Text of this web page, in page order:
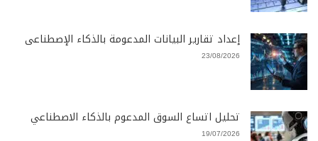
إعداد تقارير البيانات المدعومة بالذكاء الإصطناعى
23/08/2026
تحليل اتساع السوق المدعوم بالذكاء الاصطناعي
19/07/2026